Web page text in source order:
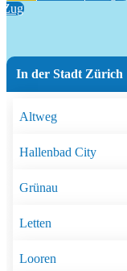
Zug
In der Stadt Zürich
Altweg
Hallenbad City
Grünau
Letten
Looren